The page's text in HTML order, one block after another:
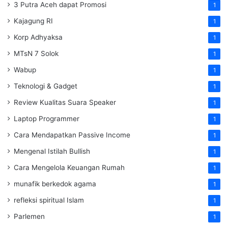
3 Putra Aceh dapat Promosi 1
Kajagung RI 1
Korp Adhyaksa 1
MTsN 7 Solok 1
Wabup 1
Teknologi & Gadget 1
Review Kualitas Suara Speaker 1
Laptop Programmer 1
Cara Mendapatkan Passive Income 1
Mengenal Istilah Bullish 1
Cara Mengelola Keuangan Rumah 1
munafik berkedok agama 1
refleksi spiritual Islam 1
Parlemen 1